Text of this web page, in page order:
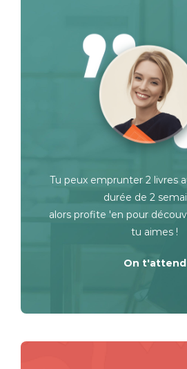
Tu peux emprunter 2 livres
durée de 2
alors profite 'en pour
tu aimes !
On t'attend